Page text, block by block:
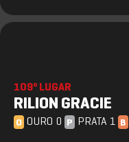
109º LUGAR
RILION GRACIE
O OURO 0 P PRATA 1 B